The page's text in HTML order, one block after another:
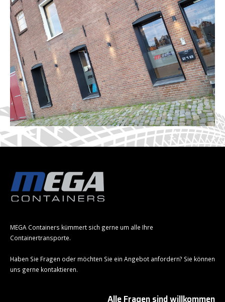
MEGA Containers kümmert sich gerne um alle Ihre
Containertransporte.
Haben Sie Fragen oder möchten Sie ein Angebot anfordern? Sie können
uns gerne kontaktieren.
Alle Fragen sind willkommen